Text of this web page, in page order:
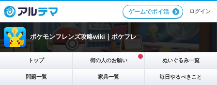
ゲームでポイ活 ログイン
ポケモンフレンズ攻略wiki｜ポケフレ
トップ 街の人のお願い ぬいぐるみ一覧
問題一覧 家具一覧 毎日やるべきこと